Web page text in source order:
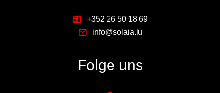
+352 26 50 18 69
info@solaia.lu
Folge uns